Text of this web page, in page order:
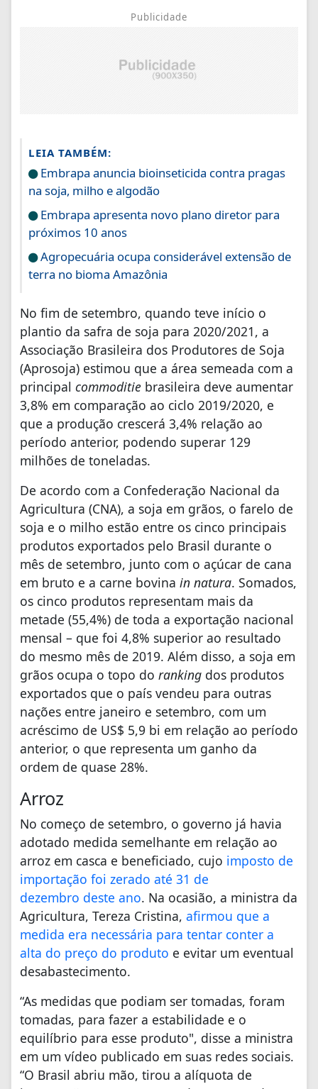
Publicidade
LEIA TAMBÉM:
Embrapa anuncia bioinseticida contra pragas
na soja, milho e algodão
Embrapa apresenta novo plano diretor para
próximos 10 anos
Agropecuária ocupa considerável extensão de
terra no bioma Amazônia
No fim de setembro, quando teve início o
plantio da safra de soja para 2020/2021, a
Associação Brasileira dos Produtores de Soja
(Aprosoja) estimou que a área semeada com a
principal commoditie brasileira deve aumentar
3,8% em comparação ao ciclo 2019/2020, e
que a produção crescerá 3,4% relação ao
período anterior, podendo superar 129
milhões de toneladas.
De acordo com a Confederação Nacional da
Agricultura (CNA), a soja em grãos, o farelo de
soja e o milho estão entre os cinco principais
produtos exportados pelo Brasil durante o
mês de setembro, junto com o açúcar de cana
em bruto e a carne bovina in natura. Somados,
os cinco produtos representam mais da
metade (55,4%) de toda a exportação nacional
mensal – que foi 4,8% superior ao resultado
do mesmo mês de 2019. Além disso, a soja em
grãos ocupa o topo do ranking dos produtos
exportados que o país vendeu para outras
nações entre janeiro e setembro, com um
acréscimo de US$ 5,9 bi em relação ao período
anterior, o que representa um ganho da
ordem de quase 28%.
Arroz
No começo de setembro, o governo já havia
adotado medida semelhante em relação ao
arroz em casca e beneficiado, cujo imposto de
importação foi zerado até 31 de
dezembro deste ano. Na ocasião, a ministra da
Agricultura, Tereza Cristina, afirmou que a
medida era necessária para tentar conter a
alta do preço do produto e evitar um eventual
desabastecimento.
“As medidas que podiam ser tomadas, foram
tomadas, para fazer a estabilidade e o
equilíbrio para esse produto", disse a ministra
em um vídeo publicado em suas redes sociais.
“O Brasil abriu mão, tirou a alíquota de